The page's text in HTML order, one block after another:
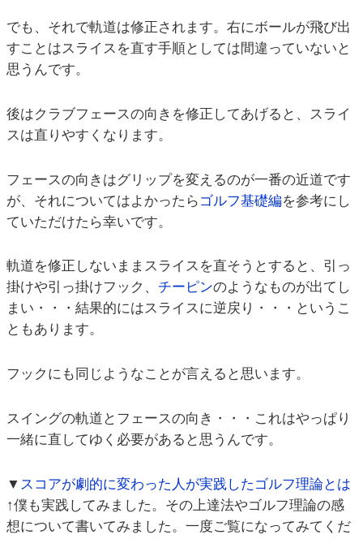
でも、それで軌道は修正されます。右にボールが飛び出
すことはスライスを直す手順としては間違っていないと
思うんです。
後はクラブフェースの向きを修正してあげると、スライ
スは直りやすくなります。
フェースの向きはグリップを変えるのが一番の近道です
が、それについてはよかったら ゴルフ基礎編を参考にし
ていただけたら幸いです。
軌道を修正しないままスライスを直そうとすると、引っ
掛けや引っ掛けフック、 チーピンのようなものが出てし
まい・・・結果的にはスライスに逆戻り・・・というこ
ともあります。
フックにも同じようなことが言えると思います。
スイングの軌道とフェースの向き・・・これはやっぱり
一緒に直してゆく必要があると思うんです。
▼ スコアが劇的に変わった人が実践したゴルフ理論とは
↑僕も実践してみました。その上達法やゴルフ理論の感
想について書いてみました。一度ご覧になってみてくだ